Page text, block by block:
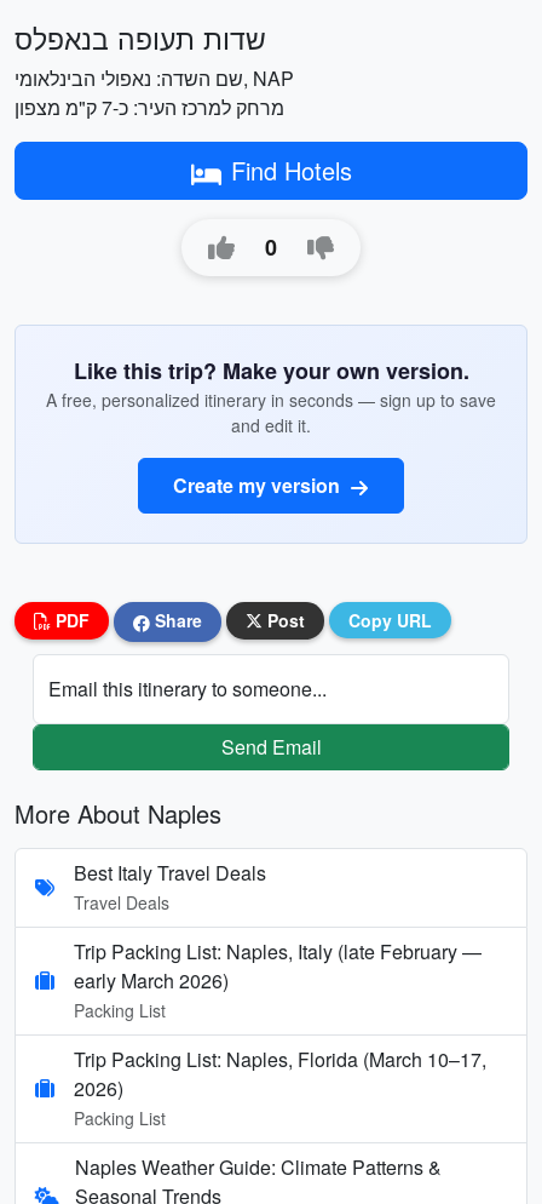
שדות תעופה בנאפלס
שם השדה: נאפולי הבינלאומי, ‎NAP
מרחק למרכז העיר: כ-7 ק"מ מצפון
Find Hotels
0
Like this trip? Make your own version.
A free, personalized itinerary in seconds — sign up to save
and edit it.
Create my version
PDF Share Post Copy URL
Email this itinerary to someone...
Send Email
More About Naples
Best Italy Travel Deals
Travel Deals
Trip Packing List: Naples, Italy (late February —
early March 2026)
Packing List
Trip Packing List: Naples, Florida (March 10–17,
2026)
Packing List
Naples Weather Guide: Climate Patterns &
Seasonal Trends